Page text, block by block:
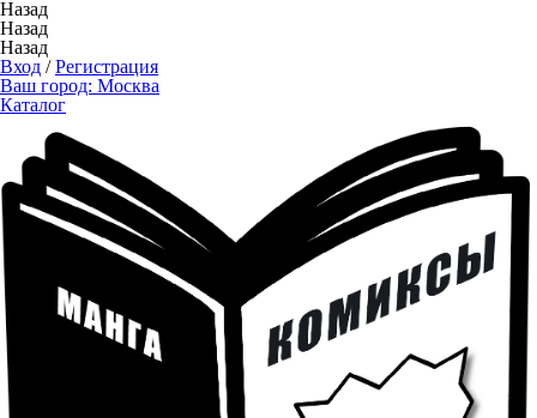
Назад
Назад
Назад
Вход /Регистрация
Ваш город: Москва
Каталог